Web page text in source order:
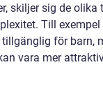
skiljer sig de olika
Till exempel
för barn,
vara mer